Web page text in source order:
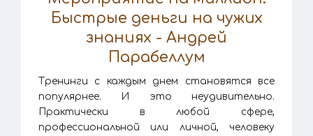
Быстрые деньги на чужих
знаниях - Андрей
Парабеллум
Тренинги с каждым днем становятся все
популярнее. И это неудивительно.
Практически в любой сфере,
профессиональной или личной, человеку